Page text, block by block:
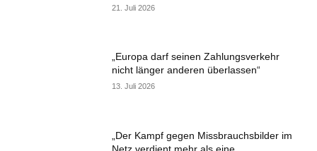
21. Juli 2026
„Europa darf seinen Zahlungsverkehr
nicht länger anderen überlassen“
13. Juli 2026
„Der Kampf gegen Missbrauchsbilder im